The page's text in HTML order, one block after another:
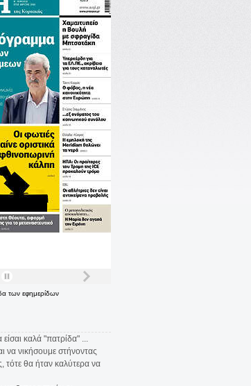
των εφημερίδων
είσαι καλά "πατρίδα" ...
να νικήσουμε στήνοντας
τότε θα ήταν καλύτερα να